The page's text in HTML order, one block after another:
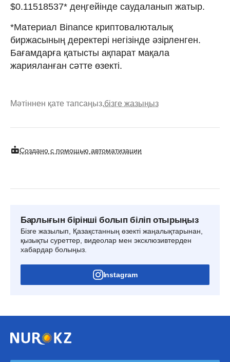
$0.11518537* деңгейінде саудаланып жатыр.
*Материал Binance криптовалюталық
биржасының деректері негізінде әзірленген.
Бағамдарға қатысты ақпарат мақала
жарияланған сәтте өзекті.
Мәтіннен қате тапсаңыз,бізге жазыңыз
Создано с помощью автоматизации
Барлығын бірінші болып біліп отырыңыз
Бізге жазылып, Қазақстанның өзекті жаңалықтарынан,
қызықты суреттер, видеолар мен эксклюзивтерден
хабардар болыңыз.
Instagram